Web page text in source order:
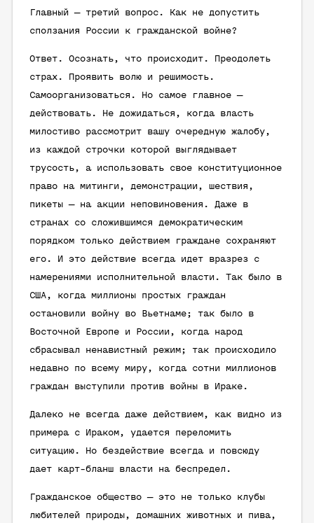
Главный — третий вопрос. Как не допустить
сползания России к гражданской войне?
Ответ. Осознать, что происходит. Преодолеть
страх. Проявить волю и решимость.
Самоорганизоваться. Но самое главное —
действовать. Не дожидаться, когда власть
милостиво рассмотрит вашу очередную жалобу,
из каждой строчки которой выглядывает
трусость, а использовать свое конституционное
право на митинги, демонстрации, шествия,
пикеты — на акции неповиновения. Даже в
странах со сложившимся демократическим
порядком только действием граждане сохраняют
его. И это действие всегда идет вразрез с
намерениями исполнительной власти. Так было в
США, когда миллионы простых граждан
остановили войну во Вьетнаме; так было в
Восточной Европе и России, когда народ
сбрасывал ненавистный режим; так происходило
недавно по всему миру, когда сотни миллионов
граждан выступили против войны в Ираке.
Далеко не всегда даже действием, как видно из
примера с Ираком, удается переломить
ситуацию. Но бездействие всегда и повсюду
дает карт-бланш власти на беспредел.
Гражданское общество — это не только клубы
любителей природы, домашних животных и пива,